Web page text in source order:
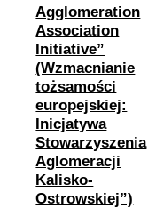
Agglomeration
Association
Initiative”
(Wzmacnianie
tożsamości
europejskiej:
Inicjatywa
Stowarzyszenia
Aglomeracji
Kalisko-
Ostrowskiej”)